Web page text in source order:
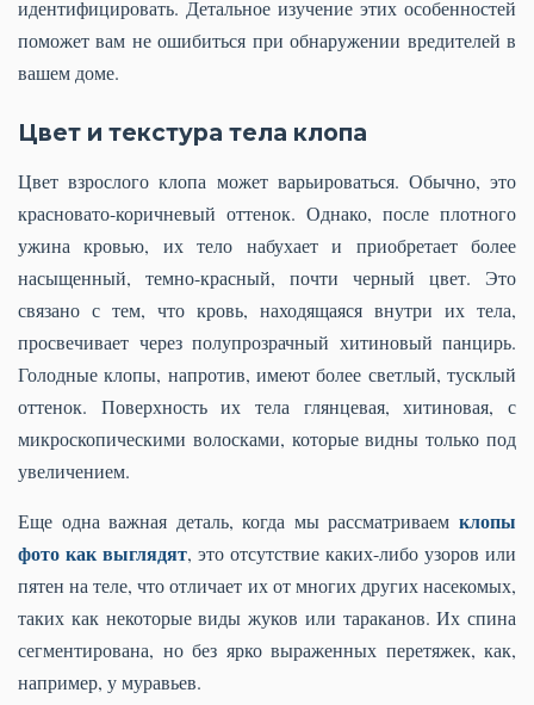
идентифицировать. Детальное изучение этих особенностей
поможет вам не ошибиться при обнаружении вредителей в
вашем доме.
Цвет и текстура тела клопа
Цвет взрослого клопа может варьироваться. Обычно, это
красновато-коричневый оттенок. Однако, после плотного
ужина кровью, их тело набухает и приобретает более
насыщенный, темно-красный, почти черный цвет. Это
связано с тем, что кровь, находящаяся внутри их тела,
просвечивает через полупрозрачный хитиновый панцирь.
Голодные клопы, напротив, имеют более светлый, тусклый
оттенок. Поверхность их тела глянцевая, хитиновая, с
микроскопическими волосками, которые видны только под
увеличением.
Еще одна важная деталь, когда мы рассматриваем клопы
фото как выглядят, это отсутствие каких-либо узоров или
пятен на теле, что отличает их от многих других насекомых,
таких как некоторые виды жуков или тараканов. Их спина
сегментирована, но без ярко выраженных перетяжек, как,
например, у муравьев.